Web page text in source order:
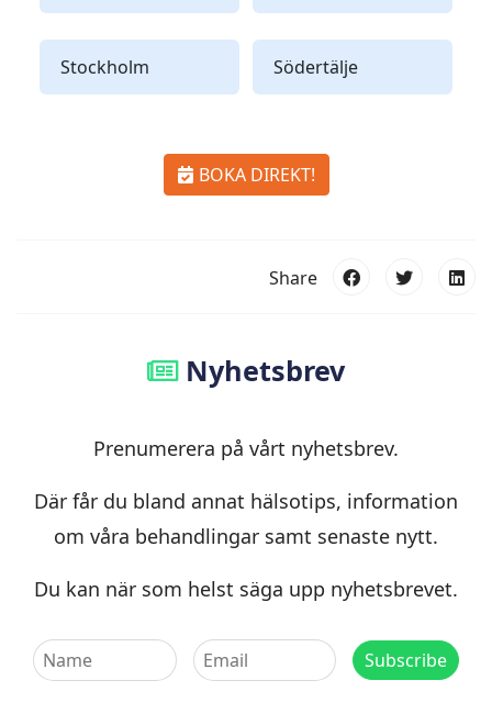
Stockholm Södertälje
BOKA DIREKT!
Share
Nyhetsbrev
Prenumerera på vårt nyhetsbrev.
Där får du bland annat hälsotips, information
om våra behandlingar samt senaste nytt.
Du kan när som helst säga upp nyhetsbrevet.